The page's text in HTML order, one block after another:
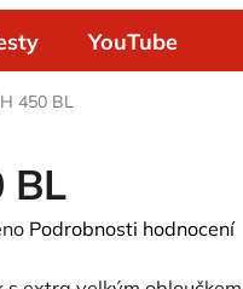
YouTube
H 450 BL
BL
Podrobnosti hodnocení